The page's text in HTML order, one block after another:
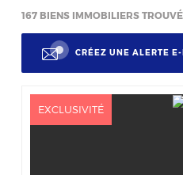
167 BIENS IMMOBILIERS
CRÉEZ UNE ALERTE
EXCLUSIVITÉ